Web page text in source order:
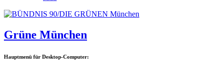
Grüne München
Hauptmenü für Desktop-Computer: